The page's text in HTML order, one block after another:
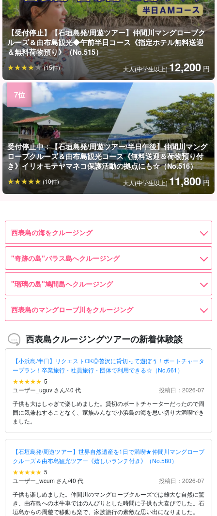
【受付停止】【石垣島発/周遊ツアー】仲間川マングローブク
ルーズ＆由布島観光◆午前半日コース《指定ホテル無料送迎
＆無料荷物預り》（No.515）
大人(中学生以上)12,200 円
(15件)
受付停止中：【石垣島発/周遊ツアー/半日午後】仲間川マング
ローブクルーズ＆由布島観光コース《無料送迎＆荷物預り付
き》イリオモテヤマネコ保護活動の拠点にも☆（No.516）
大人(中学生以上)11,800 円
(10件)
西表島の海をクルージング
"奇跡の島"バラス島へクルージング
"瑠璃の島"鳩間島へクルージング
西表島のマングローブ川をクルージング
西表島クルージングツアーの新着体験談
【小浜島/半日】リクエストOK◎贅沢に貸切って遊ぼう！ボートチャータ
ープラン！卒業旅行・社員旅行・団体で利用できる☆（No.661）
5
ユーザー_uguv さん/40 代
投稿日：2026-07
子供も大はしゃぎで楽しめました。貸切のボートチャーターだったので周
囲に気兼ねすることなく、家族みんなで小浜島の海を思い切り大満喫でき
ました。
【石垣島発/周遊ツアー】世界自然遺産を1日で満喫★仲間川マングローブ
クルーズ＆由布島観光ツアー《嬉しいランチ付き》（No.580）
5
ユーザー_wcum さん/40 代
投稿日：2026-07
子供も楽しめました。仲間川のマングローブクルーズでは雄大な自然に驚
き、由布島への水牛車ではのんびりとした時間に子供も大喜びでした。石
垣島からの周遊で移動も楽で、家族旅行の素敵な思い出になりました。